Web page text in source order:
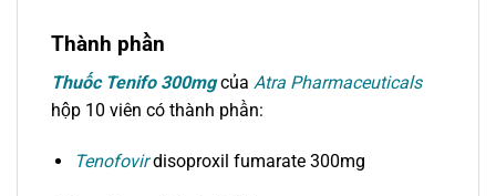
Thành phần
Thuốc Tenifo 300mgcủa Atra Pharmaceuticals
hộp 10 viên có thành phần:
Tenofovirdisoproxil fumarate 300mg